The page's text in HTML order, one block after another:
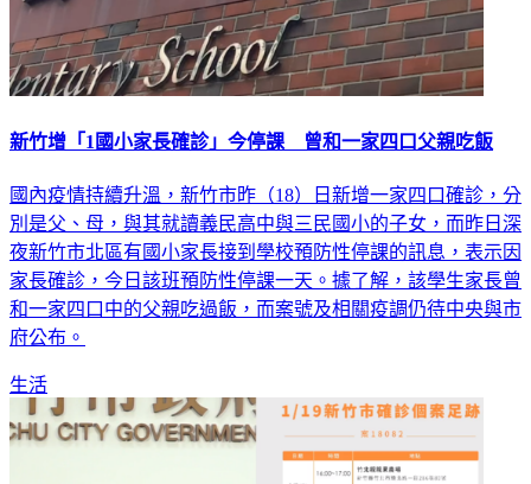
新竹增「1國小家長確診」今停課 曾和一家四口父親吃飯
國內疫情持續升溫，新竹市昨（18）日新增一家四口確診，分
別是父、母，與其就讀義民高中與三民國小的子女，而昨日深
夜新竹市北區有國小家長接到學校預防性停課的訊息，表示因
家長確診，今日該班預防性停課一天。據了解，該學生家長曾
和一家四口中的父親吃過飯，而案號及相關疫調仍待中央與市
府公布。
生活